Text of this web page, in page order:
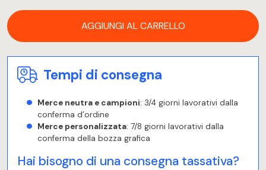
AGGIUNGI AL CARRELLO
Tempi di consegna
Merce neutra e campioni: 3/4 giorni lavorativi dalla
conferma d’ordine
Merce personalizzata: 7/8 giorni lavorativi dalla
conferma della bozza grafica
Hai bisogno di una consegna tassativa?